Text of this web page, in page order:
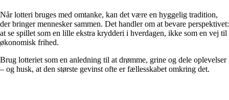
Når lotteri bruges med omtanke, kan det være en hyggelig tradition,
der bringer mennesker sammen. Det handler om at bevare perspektivet:
at se spillet som en lille ekstra krydderi i hverdagen, ikke som en vej til
økonomisk frihed.
Brug lotteriet som en anledning til at drømme, grine og dele oplevelser
– og husk, at den største gevinst ofte er fællesskabet omkring det.